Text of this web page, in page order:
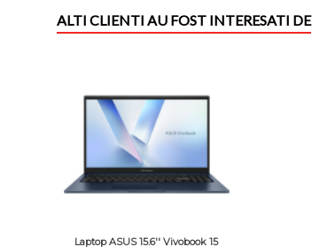
ALTI CLIENTI AU FOST INTERESATI DE
Laptop ASUS 15.6'' Vivobook 15